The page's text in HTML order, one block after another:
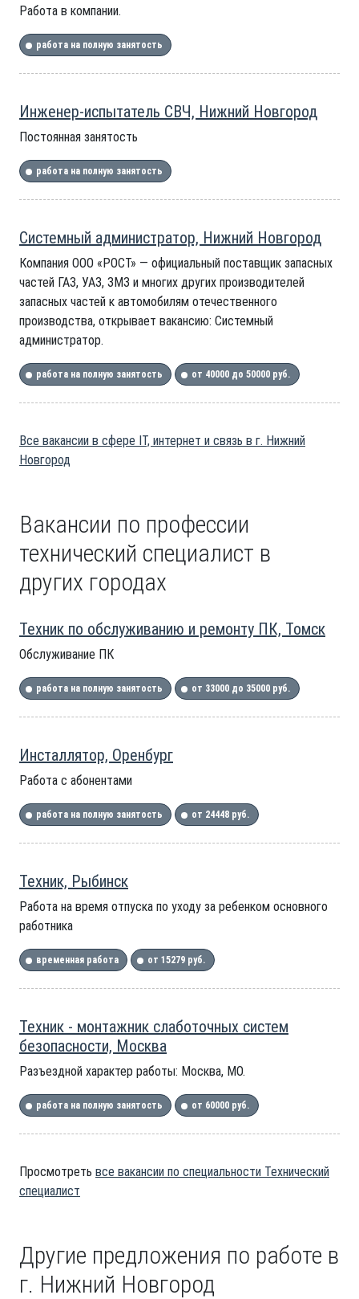
Работа в компании.
работа на полную занятость
Инженер-испытатель СВЧ, Нижний Новгород
Постоянная занятость
работа на полную занятость
Системный администратор, Нижний Новгород
Компания ООО «РОСТ» — официальный поставщик запасных
частей ГАЗ, УАЗ, ЗМЗ и многих других производителей
запасных частей к автомобилям отечественного
производства, открывает вакансию: Системный
администратор.
работа на полную занятость от 40000 до 50000 руб.
Все вакансии в сфере IT, интернет и связь в г. Нижний
Новгород
Вакансии по профессии
технический специалист в
других городах
Техник по обслуживанию и ремонту ПК, Томск
Обслуживание ПК
работа на полную занятость от 33000 до 35000 руб.
Инсталлятор, Оренбург
Работа с абонентами
работа на полную занятость от 24448 руб.
Техник, Рыбинск
Работа на время отпуска по уходу за ребенком основного
работника
временная работа от 15279 руб.
Техник - монтажник слаботочных систем
безопасности, Москва
Разъездной характер работы: Москва, МО.
работа на полную занятость от 60000 руб.
Просмотреть все вакансии по специальности Технический
специалист
Другие предложения по работе в
г. Нижний Новгород